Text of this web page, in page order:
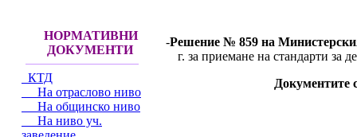
НОРМАТИВНИ
ДОКУМЕНТИ
КТД
На отраслово ниво
На общинско ниво
На ниво уч.
-Решение № 859 на
г. за приемане на стандарти за
Документите